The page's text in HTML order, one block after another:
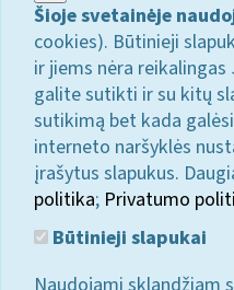
Šioje svetainėje
cookies). Būtinieji
ir jiems nėra
galite sutikti ir su kitų
sutikimą bet kada
interneto naršyklės
įrašytus slapukus.
politika; Privatumo
Būtinieji slapukai